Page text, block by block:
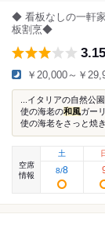
◆ 看板なしの一軒
板割烹◆
3.15
￥20,000～￥
...イタリアの自然公
使の海老の和風ガー
使の海老をさっと焼
空席
情報
土
8/8